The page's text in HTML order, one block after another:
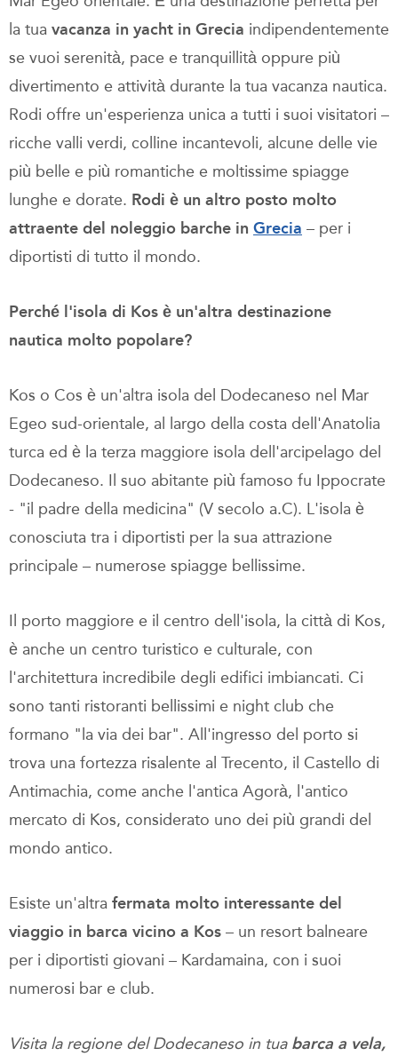
la tua vacanza in yacht in Grecia indipendentemente
se vuoi serenità, pace e tranquillità oppure più
divertimento e attività durante la tua vacanza nautica.
Rodi offre un'esperienza unica a tutti i suoi visitatori –
ricche valli verdi, colline incantevoli, alcune delle vie
più belle e più romantiche e moltissime spiagge
lunghe e dorate. Rodi è un altro posto molto
attraente del noleggio barche in Grecia – per i
diportisti di tutto il mondo.
Perché l'isola di Kos è un'altra destinazione
nautica molto popolare?
Kos o Cos è un'altra isola del Dodecaneso nel Mar
Egeo sud-orientale, al largo della costa dell'Anatolia
turca ed è la terza maggiore isola dell'arcipelago del
Dodecaneso. Il suo abitante più famoso fu Ippocrate
- "il padre della medicina" (V secolo a.C). L'isola è
conosciuta tra i diportisti per la sua attrazione
principale – numerose spiagge bellissime.
Il porto maggiore e il centro dell'isola, la città di Kos,
è anche un centro turistico e culturale, con
l'architettura incredibile degli edifici imbiancati. Ci
sono tanti ristoranti bellissimi e night club che
formano "la via dei bar". All'ingresso del porto si
trova una fortezza risalente al Trecento, il Castello di
Antimachia, come anche l'antica Agorà, l'antico
mercato di Kos, considerato uno dei più grandi del
mondo antico.
Esiste un'altra fermata molto interessante del
viaggio in barca vicino a Kos – un resort balneare
per i diportisti giovani – Kardamaina, con i suoi
numerosi bar e club.
Visita la regione del Dodecaneso in tua barca a vela,